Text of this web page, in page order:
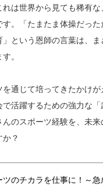
れは世界から見ても稀有
す。「たまたま体操だっ
」という恩師の言葉は、
。
を通じて培ってきたかけが
で活躍するための強力な
んのスポーツ経験を、未
か？
ツのチカラを仕事に！～